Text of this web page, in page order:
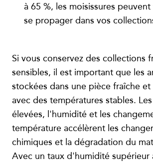
à 65 %, les moisissures
se propager dans vos
Si vous conservez des collections
sensibles, il est important que les
stockées dans une pièce fraîche et
avec des températures stables.
élevées, l'humidité et les
température accélèrent les
chimiques et la dégradation du
Avec un taux d'humidité supérieur